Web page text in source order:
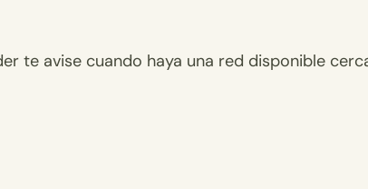
te avise cuando haya una red disponible